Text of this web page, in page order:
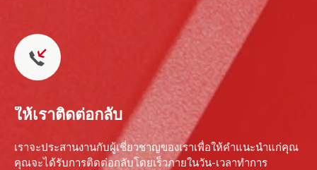
ให้เราติดต่อกลับ
เราจะประสานงานกับผู้เชี่ยวชาญของเราเพื่อให้คำแนะนำแก่คุณ
คุณจะได้รับการติดต่อกลับโดยเร็วภายในวัน-เวลาทำการ